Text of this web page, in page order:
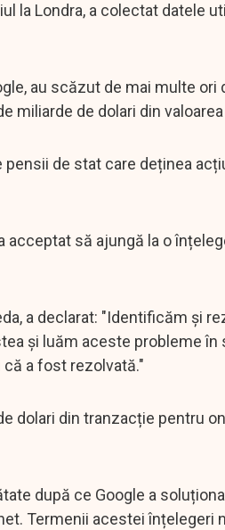
la Londra, a colectat datele
au scăzut de mai multe ori
miliarde de dolari din
de stat care deținea
să ajungă la o
a declarat: "Identificăm și
și luăm aceste probleme în
a fost rezolvată."
dolari din tranzacție pentru
după ce Google a
Termenii acestei înțelegeri